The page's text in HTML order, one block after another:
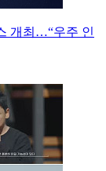
개최…“우주 인